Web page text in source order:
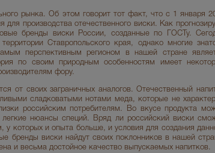
рынка. Об этом говорит тот факт, что с 1 января
для производства отечественного виски. Как
бренды виски России, созданные по ГОСТу.
Ставропольского края, однако многие
перспективным регионом в нашей стране
по своим природным особенностям имеет
фору.
от своих заграничных аналогов. Отечественный
сладковатыми нотами меда, которые не
российским потребителям. Во вкусе продукта
нюансы специй. Вряд ли российский виски
которых и опыта больше, и условия для создания
бренды виски найдут своих поклонников в нашей
и весьма достойное качество выпускаемых напитков.